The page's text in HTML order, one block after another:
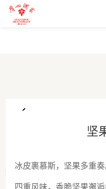
坚
冰皮裹慕斯，坚果多重奏
四重风味，香脆坚果邂